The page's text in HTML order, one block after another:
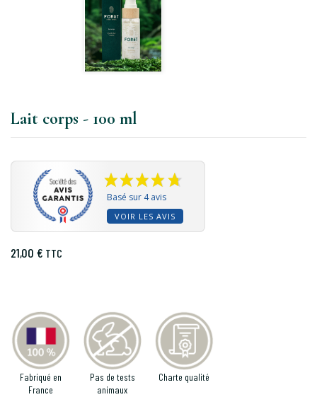
Lait corps - 100 ml
Basé sur 4 avis
VOIR LES AVIS
21,00 € TTC
Fabriqué en
France
Pas de tests
animaux
Charte qualité